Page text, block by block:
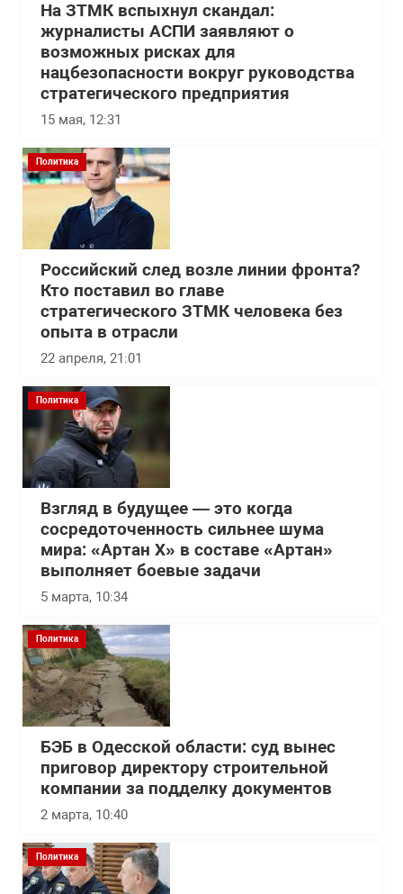
На ЗТМК вспыхнул скандал:
журналисты АСПИ заявляют о
возможных рисках для
нацбезопасности вокруг руководства
стратегического предприятия
15 мая, 12:31
Политика
Российский след возле линии фронта?
Кто поставил во главе
стратегического ЗТМК человека без
опыта в отрасли
22 апреля, 21:01
Политика
Взгляд в будущее — это когда
сосредоточенность сильнее шума
мира: «Артан Х» в составе «Артан»
выполняет боевые задачи
5 марта, 10:34
Политика
БЭБ в Одесской области: суд вынес
приговор директору строительной
компании за подделку документов
2 марта, 10:40
Политика